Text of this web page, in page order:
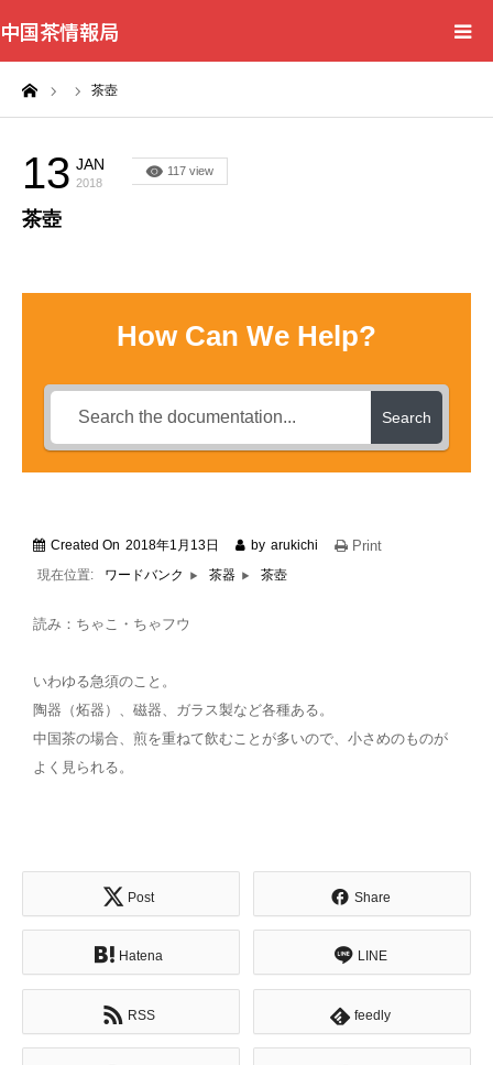
中国茶情報局
茶壺
13 JAN
2018
117 view
茶壺
How Can We Help?
Search
Created On 2018年1月13日 by arukichi Print
現在位置: ワードバンク 茶器 茶壺
読み：ちゃこ・ちゃフウ
いわゆる急須のこと。
陶器（炻器）、磁器、ガラス製など各種ある。
中国茶の場合、煎を重ねて飲むことが多いので、小さめのものが
よく見られる。
Post Share
Hatena LINE
RSS feedly
Home
News
WordBank
Shops
Books